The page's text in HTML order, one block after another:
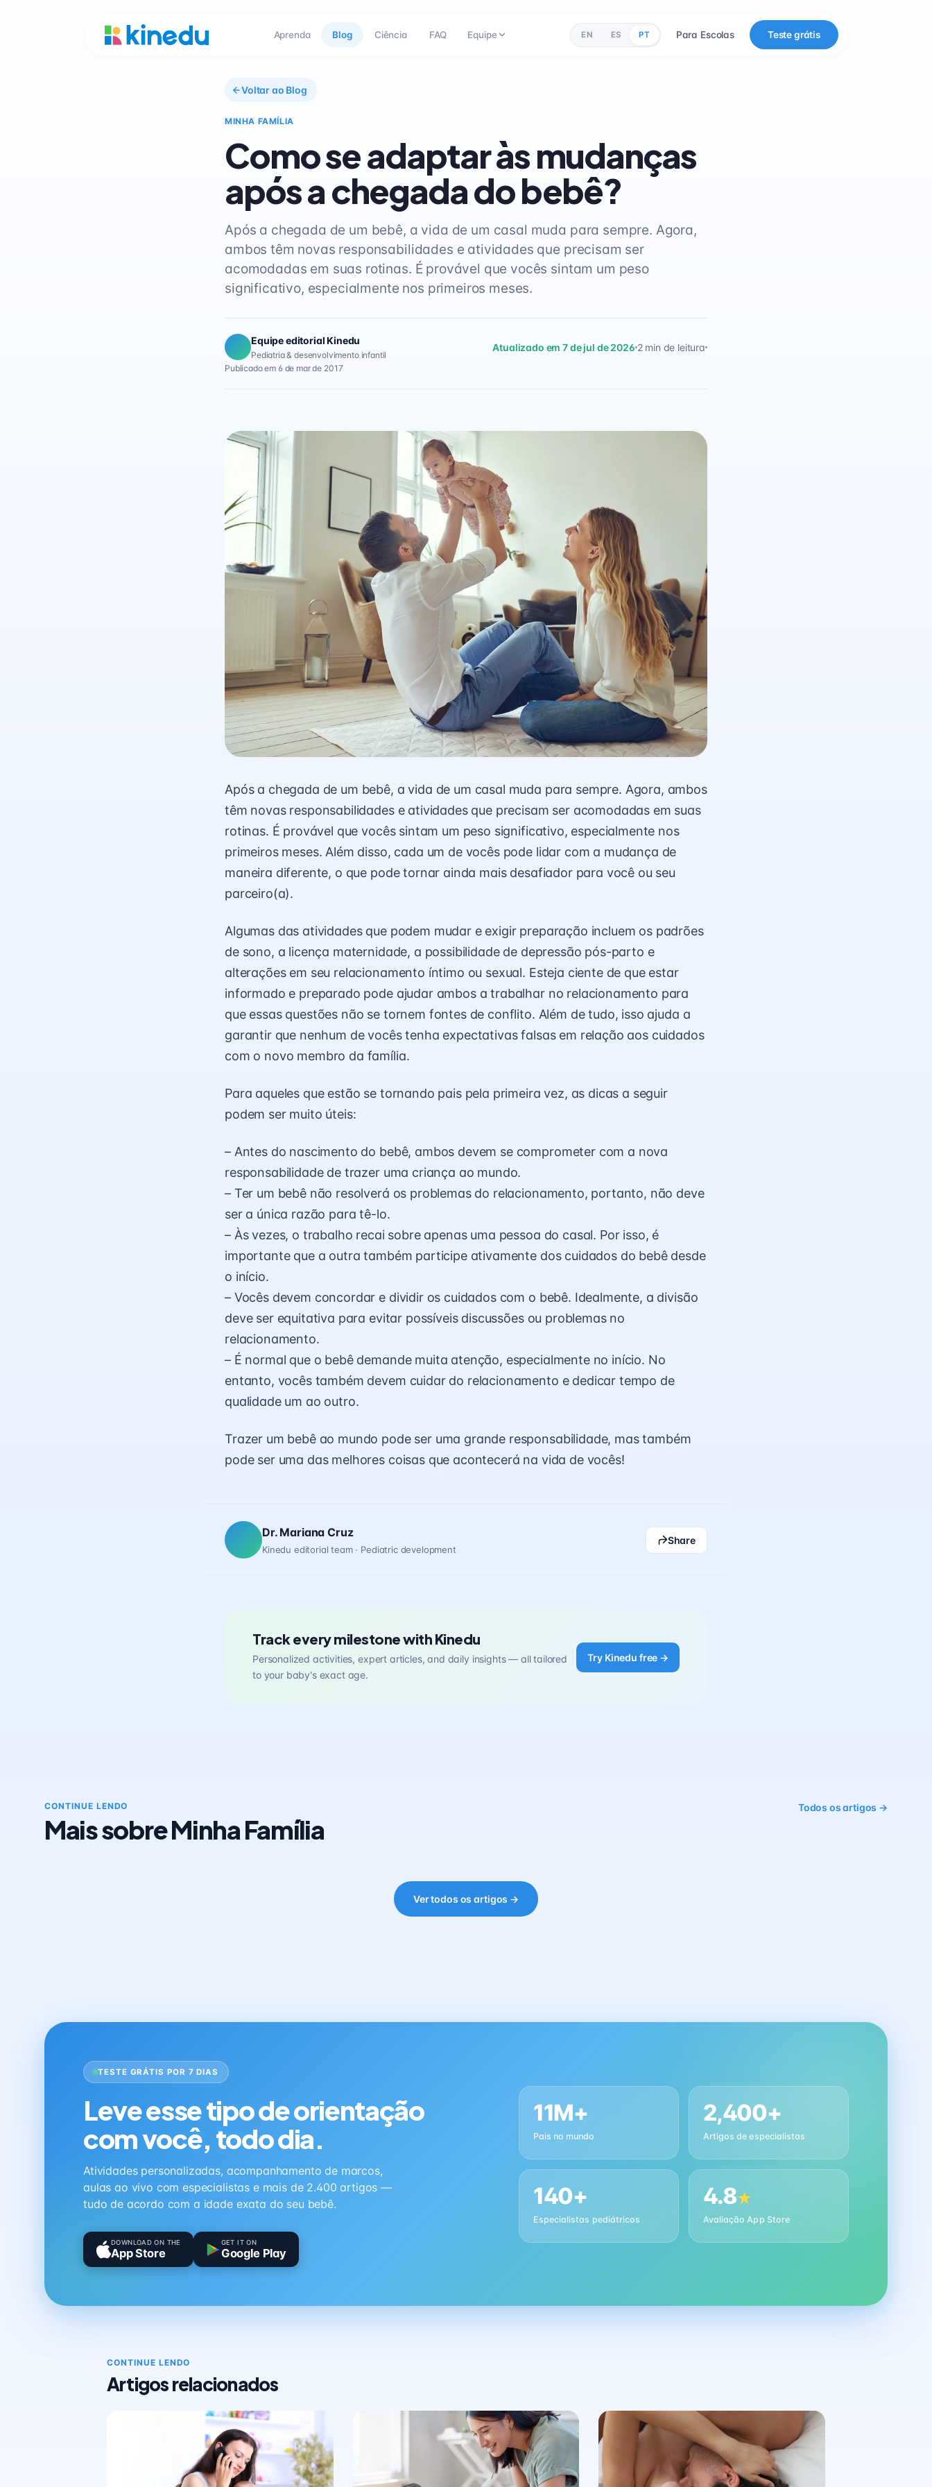
Aprenda Blog Ciência FAQ Equipe EN ES PT Para Escolas Teste grátis
Voltar ao Blog
MINHA FAMÍLIA
Como se adaptar às mudanças
após a chegada do bebê?
Após a chegada de um bebê, a vida de um casal muda para sempre. Agora,
ambos têm novas responsabilidades e atividades que precisam ser
acomodadas em suas rotinas. É provável que vocês sintam um peso
significativo, especialmente nos primeiros meses.
Equipe editorial Kinedu
Pediatria & desenvolvimento infantil
Atualizado em 7 de jul de 2026 2 min de leitura
Publicado em 6 de mar de 2017
Após a chegada de um bebê, a vida de um casal muda para sempre. Agora, ambos
têm novas responsabilidades e atividades que precisam ser acomodadas em suas
rotinas. É provável que vocês sintam um peso significativo, especialmente nos
primeiros meses. Além disso, cada um de vocês pode lidar com a mudança de
maneira diferente, o que pode tornar ainda mais desafiador para você ou seu
parceiro(a).
Algumas das atividades que podem mudar e exigir preparação incluem os padrões
de sono, a licença maternidade, a possibilidade de depressão pós-parto e
alterações em seu relacionamento íntimo ou sexual. Esteja ciente de que estar
informado e preparado pode ajudar ambos a trabalhar no relacionamento para
que essas questões não se tornem fontes de conflito. Além de tudo, isso ajuda a
garantir que nenhum de vocês tenha expectativas falsas em relação aos cuidados
com o novo membro da família.
Para aqueles que estão se tornando pais pela primeira vez, as dicas a seguir
podem ser muito úteis:
– Antes do nascimento do bebê, ambos devem se comprometer com a nova
responsabilidade de trazer uma criança ao mundo.
– Ter um bebê não resolverá os problemas do relacionamento, portanto, não deve
ser a única razão para tê-lo.
– Às vezes, o trabalho recai sobre apenas uma pessoa do casal. Por isso, é
importante que a outra também participe ativamente dos cuidados do bebê desde
o início.
– Vocês devem concordar e dividir os cuidados com o bebê. Idealmente, a divisão
deve ser equitativa para evitar possíveis discussões ou problemas no
relacionamento.
– É normal que o bebê demande muita atenção, especialmente no início. No
entanto, vocês também devem cuidar do relacionamento e dedicar tempo de
qualidade um ao outro.
Trazer um bebê ao mundo pode ser uma grande responsabilidade, mas também
pode ser uma das melhores coisas que acontecerá na vida de vocês!
Dr. Mariana Cruz
Kinedu editorial team · Pediatric development
Share
Track every milestone with Kinedu
Personalized activities, expert articles, and daily insights — all tailored
to your baby's exact age.
Try Kinedu free →
CONTINUE LENDO
Mais sobre Minha Família
Todos os artigos →
Ver todos os artigos →
TESTE GRÁTIS POR 7 DIAS
Leve esse tipo de orientação
com você, todo dia.
Atividades personalizadas, acompanhamento de marcos,
aulas ao vivo com especialistas e mais de 2.400 artigos —
tudo de acordo com a idade exata do seu bebê.
DOWNLOAD ON THE
App Store
GET IT ON
Google Play
11M+
Pais no mundo
2,400+
Artigos de especialistas
140+
Especialistas pediátricos
4.8★
Avaliação App Store
CONTINUE LENDO
Artigos relacionados